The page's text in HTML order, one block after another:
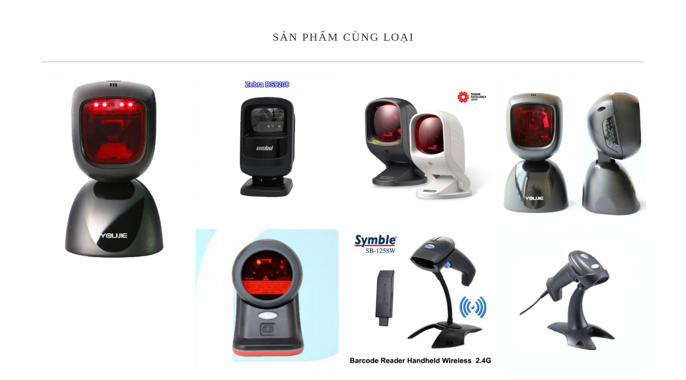
SẢN PHẨM CÙNG LOẠI
2.450.000 VND
3.800.000 VND 3.700.000 VND 2.700.000 VND
2.600.000 VND 1.850.000 VND
2.200.000 VND